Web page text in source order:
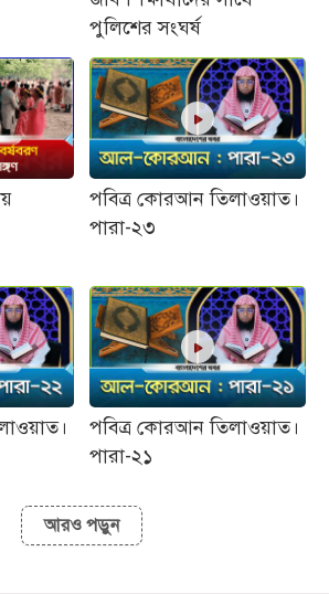
পুলিশের সংঘর্ষ
পবিত্র কোরআন তিলাওয়াত।
পারা-২৩
পবিত্র কোরআন তিলাওয়াত।
পারা-২১
আরও পড়ুন